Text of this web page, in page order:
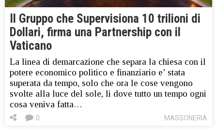
Il Gruppo che Supervisiona 10 trilioni di
Dollari, firma una Partnership con il
Vaticano
La linea di demarcazione che separa la chiesa con il
potere economico politico e finanziario e’ stata
superata da tempo, solo che ora le cose vengono
svolte alla luce del sole, li dove tutto un tempo ogni
cosa veniva fatta…
MASSONERIA
0